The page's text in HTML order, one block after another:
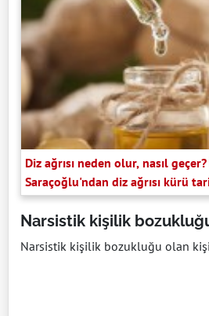
Diz ağrısı neden olur, nasıl
Saraçoğlu'ndan diz ağrısı kürü
Narsistik kişilik
Narsistik kişilik bozukluğu olan